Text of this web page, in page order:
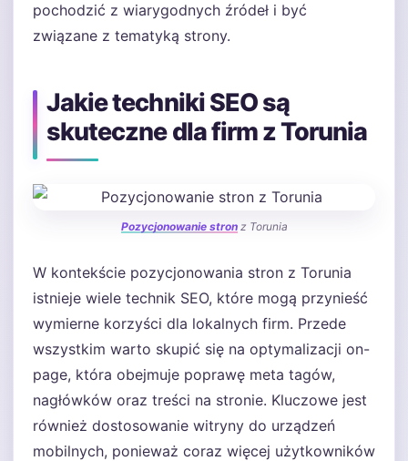
pochodzić z wiarygodnych źródeł i być
związane z tematyką strony.
Jakie techniki SEO są
skuteczne dla firm z Torunia
Pozycjonowanie stronz Torunia
W kontekście pozycjonowania stron z Torunia
istnieje wiele technik SEO, które mogą przynieść
wymierne korzyści dla lokalnych firm. Przede
wszystkim warto skupić się na optymalizacji on-
page, która obejmuje poprawę meta tagów,
nagłówków oraz treści na stronie. Kluczowe jest
również dostosowanie witryny do urządzeń
mobilnych, ponieważ coraz więcej użytkowników